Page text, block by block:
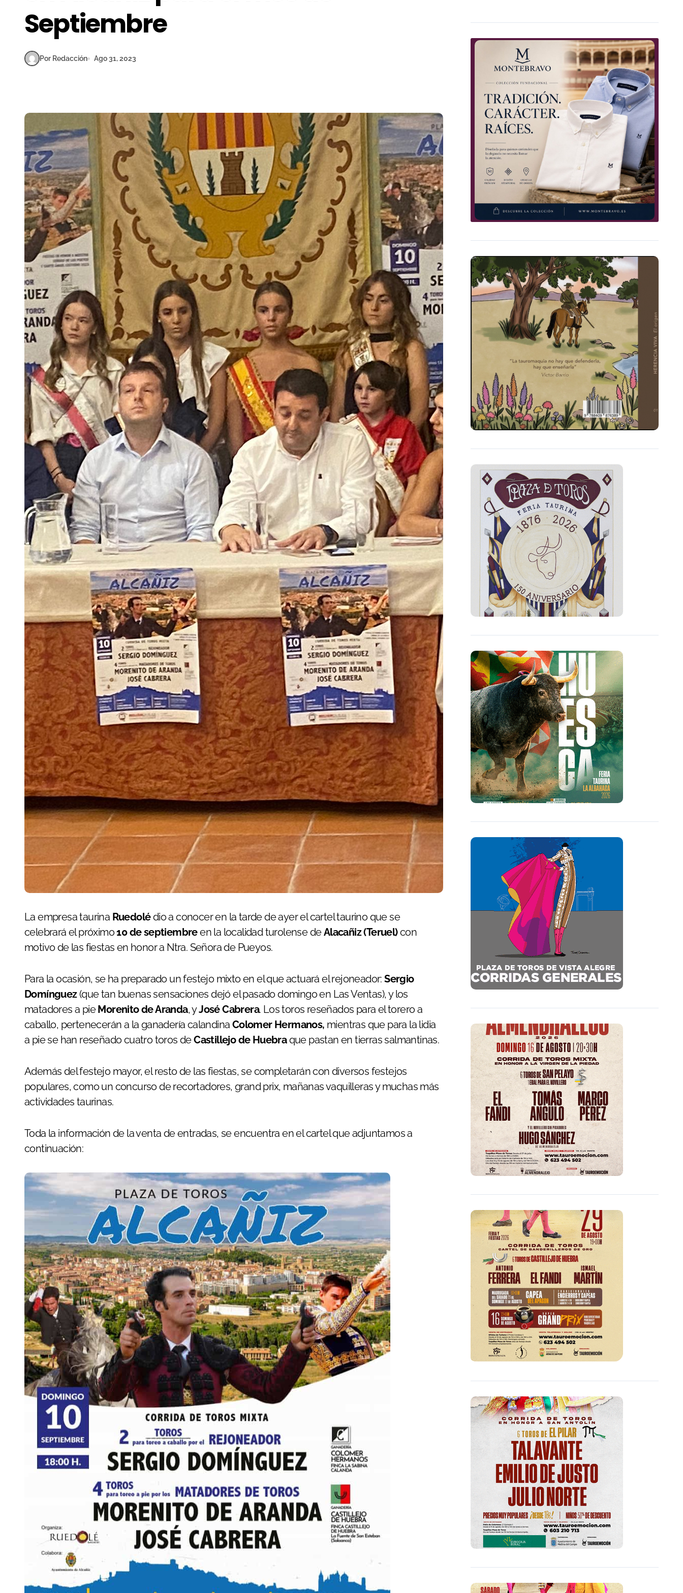
Septiembre
Por Redacción Ago 31, 2023
La empresa taurina Ruedolédio a conocer en la tarde de ayer el cartel taurino que se
celebrará el próximo10 de septiembreen la localidad turolense deAlacañiz (Teruel)con
motivo de las fiestas en honor a Ntra. Señora de Pueyos.
Para la ocasión, se ha preparado un festejo mixto en el que actuará el rejoneador:Sergio
Domínguez(que tan buenas sensaciones dejó el pasado domingo en Las Ventas), y los
matadores a pieMorenito de Aranda, yJosé Cabrera. Los toros reseñados para el torero a
caballo, pertenecerán a la ganadería calandina Colomer Hermanos, mientras que para la lidia
a pie se han reseñado cuatro toros deCastillejo de Huebraque pastan en tierras salmantinas.
Además del festejo mayor, el resto de las fiestas, se completarán con diversos festejos
populares, como un concurso de recortadores, grand prix, mañanas vaquilleras y muchas más
actividades taurinas.
Toda la información de la venta de entradas, se encuentra en el cartel que adjuntamos a
continuación: